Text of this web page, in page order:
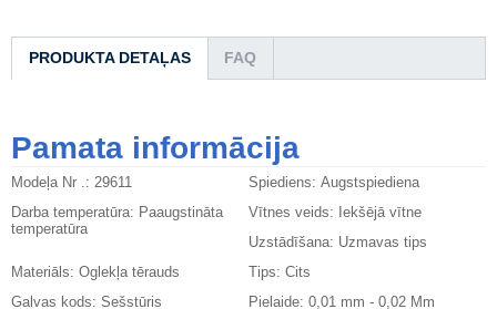
PRODUKTA DETAĻAS FAQ
Pamata informācija
Modeļa Nr .: 29611 Spiediens: Augstspiediena
Darba temperatūra: Paaugstināta
temperatūra
Vītnes veids: Iekšējā vītne
Uzstādīšana: Uzmavas tips
Materiāls: Oglekļa tērauds Tips: Cits
Galvas kods: Sešstūris Pielaide: 0,01 mm - 0,02 Mm